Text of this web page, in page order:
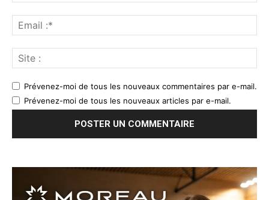
Prévenez-moi de tous les nouveaux commentaires par e-mail.
Prévenez-moi de tous les nouveaux articles par e-mail.